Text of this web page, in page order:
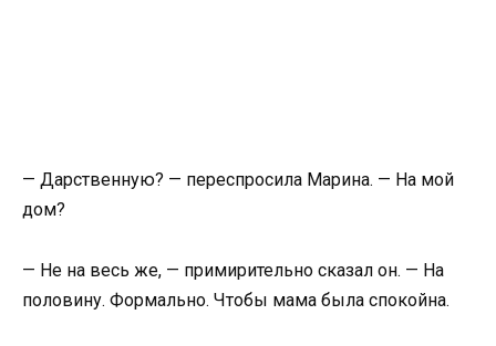
— Дарственную? — переспросила Марина. — На мой
дом?
— Не на весь же, — примирительно сказал он. — На
половину. Формально. Чтобы мама была спокойна.